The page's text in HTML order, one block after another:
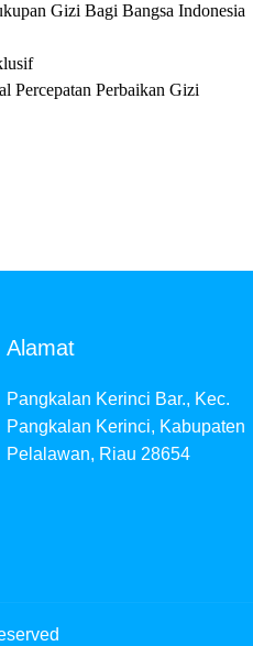
Gizi Bagi Bangsa Indonesia
Percepatan Perbaikan Gizi
Alamat
Pangkalan Kerinci Bar., Kec.
Pangkalan Kerinci, Kabupaten
Pelalawan, Riau 28654